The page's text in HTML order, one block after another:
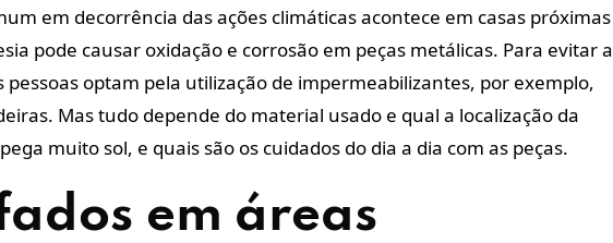
em decorrência das ações climáticas acontece em casas próximas
pode causar oxidação e corrosão em peças metálicas. Para evitar a
optam pela utilização de impermeabilizantes, por exemplo,
Mas tudo depende do material usado e qual a localização da
muito sol, e quais são os cuidados do dia a dia com as peças.
em áreas